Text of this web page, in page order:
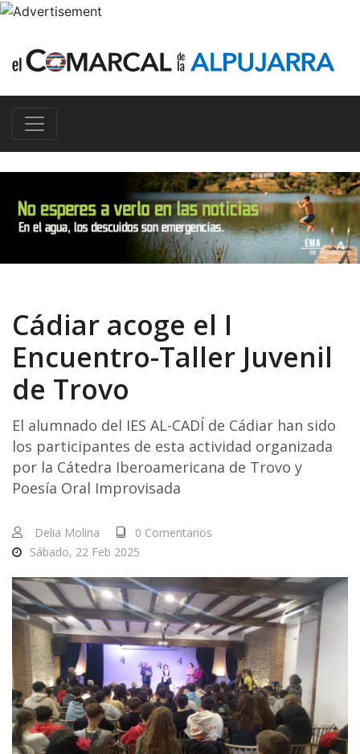
Cádiar acoge el I
Encuentro-Taller Juvenil
de Trovo
El alumnado del IES AL-CADÍ de Cádiar han sido
los participantes de esta actividad organizada
por la Cátedra Iberoamericana de Trovo y
Poesía Oral Improvisada
Delia Molina
0 Comentarios
Sábado, 22 Feb 2025